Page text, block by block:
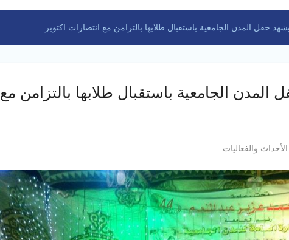
الثاني
حفل المدن الجامعية باستقبال طلابها بالتزامن مع انتصارات اكتوبر.
الجامعية باستقبال طلابها بالتزامن مع
الأحداث والفعاليات